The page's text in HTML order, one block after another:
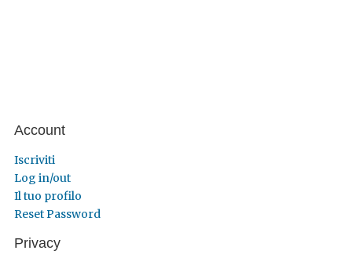
Account
Iscriviti
Log in/out
Il tuo profilo
Reset Password
Privacy